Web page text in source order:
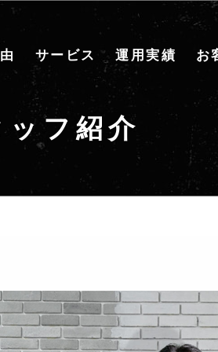
サービス 運用実績 お
ッフ紹介